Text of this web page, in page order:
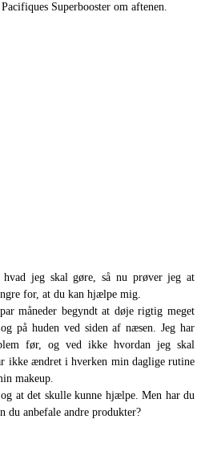
Superbooster om aftenen.
hvad jeg skal gøre, så nu prøver jeg at
for, at du kan hjælpe mig.
måneder begyndt at døje rigtig meget
på huden ved siden af næsen. Jeg har
før, og ved ikke hvordan jeg skal
ikke ændret i hverken min daglige rutine
makeup.
at det skulle kunne hjælpe. Men har du
du anbefale andre produkter?